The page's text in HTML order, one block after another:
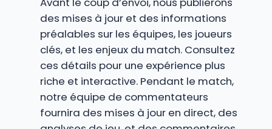
des mises à jour et des informations
préalables sur les équipes, les joueurs
clés, et les enjeux du match. Consultez
ces détails pour une expérience plus
riche et interactive. Pendant le match,
notre équipe de commentateurs
fournira des mises à jour en direct, des